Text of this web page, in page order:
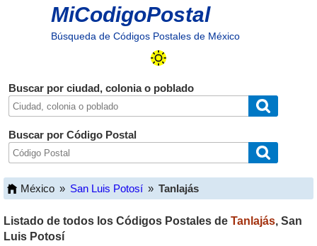
MiCodigoPostal
Búsqueda de Códigos Postales de México
Buscar por ciudad, colonia o poblado
Buscar por Código Postal
México » San Luis Potosí » Tanlajás
Listado de todos los Códigos Postales de Tanlajás, San
Luis Potosí